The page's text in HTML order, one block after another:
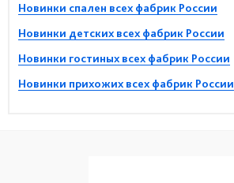
Новинки спален всех фабрик России
Новинки детских всех фабрик России
Новинки гостиных всех фабрик России
Новинки прихожих всех фабрик России